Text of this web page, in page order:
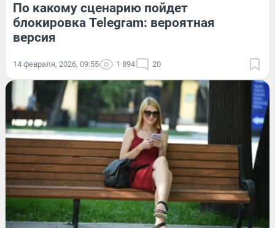
По какому сценарию пойдет
блокировка Telegram: вероятная
версия
14 февраля, 2026, 09:55 1 894 20